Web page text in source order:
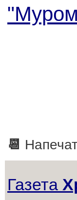
📆
Газета